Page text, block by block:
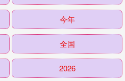
今年
全国
2026